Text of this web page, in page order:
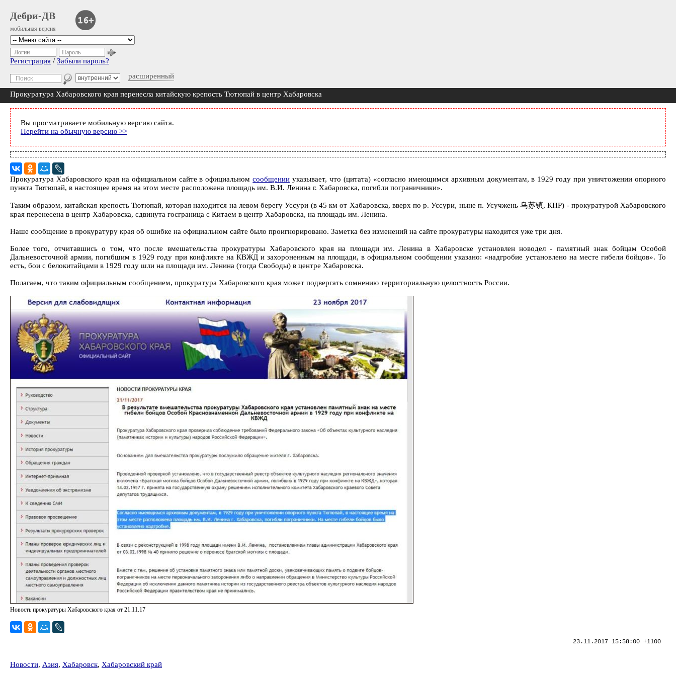
Дебри-ДВ
мобильная версия
расширенный
Логин Пароль
Регистрация / Забыли пароль?
Прокуратура Хабаровского края перенесла китайскую крепость Тютюпай в центр Хабаровска
Вы просматриваете мобильную версию сайта.
Перейти на обычную версию >>
Прокуратура Хабаровского края на официальном сайте в официальномсообщении указывает, что (цитата) «согласно имеющимся архивным документам, в 1929 году при уничтожении опорного
пункта Тютюпай, в настоящее время на этом месте расположена площадь им. В.И. Ленина г. Хабаровска, погибли пограничники».
Таким образом, китайская крепость Тютюпай, которая находится на левом берегу Уссури (в 45 км от Хабаровска, вверх по р. Уссури, ныне п. Усучжень 乌苏镇, КНР) - прокуратурой Хабаровского
края перенесена в центр Хабаровска, сдвинута госграница с Китаем в центр Хабаровска, на площадь им. Ленина.
Наше сообщение в прокуратуру края об ошибке на официальном сайте было проигнорировано. Заметка без изменений на сайте прокуратуры находится уже три дня.
Более того, отчитавшись о том, что после вмешательства прокуратуры Хабаровского края на площади им. Ленина в Хабаровске установлен новодел - памятный знак бойцам Особой
Дальневосточной армии, погибшим в 1929 году при конфликте на КВЖД и захороненным на площади, в официальном сообщении указано: «надгробие установлено на месте гибели бойцов». То
есть, бои с белокитайцами в 1929 году шли на площади им. Ленина (тогда Свободы) в центре Хабаровска.
Полагаем, что таким официальным сообщением, прокуратура Хабаровского края может подвергать сомнению территориальную целостность России.
Новость прокуратуры Хабаровского края от 21.11.17
23.11.2017 15:58:00 +1100
Новости, Азия, Хабаровск, Хабаровский край